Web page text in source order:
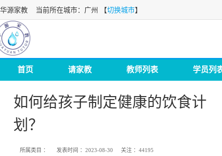
华源家教 当前所在城市：广州 【切换城市】
首页 请家教 教师列表 学员列
如何给孩子制定健康的饮食计
划？
所属类目 ： 发表时间 ：2023-08-30 关注 ：44195